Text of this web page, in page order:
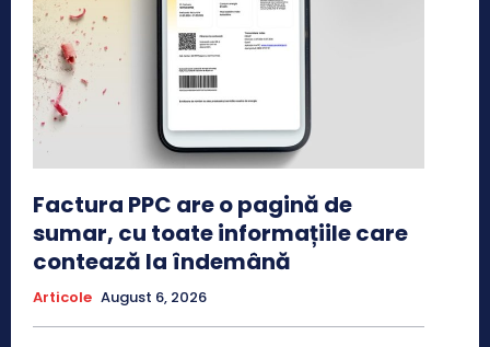
Factura PPC are o pagină de
sumar, cu toate informațiile care
contează la îndemână
Articole August 6, 2026